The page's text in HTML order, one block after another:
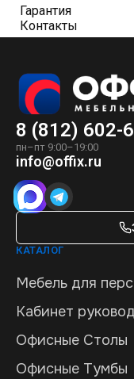
Гарантия
Контакты
8 (812) 602-
пн–пт 9:00–19:00
info@offix.ru
КАТАЛОГ
Мебель для
Кабинет
Офисные Столы
Офисные Тумбы